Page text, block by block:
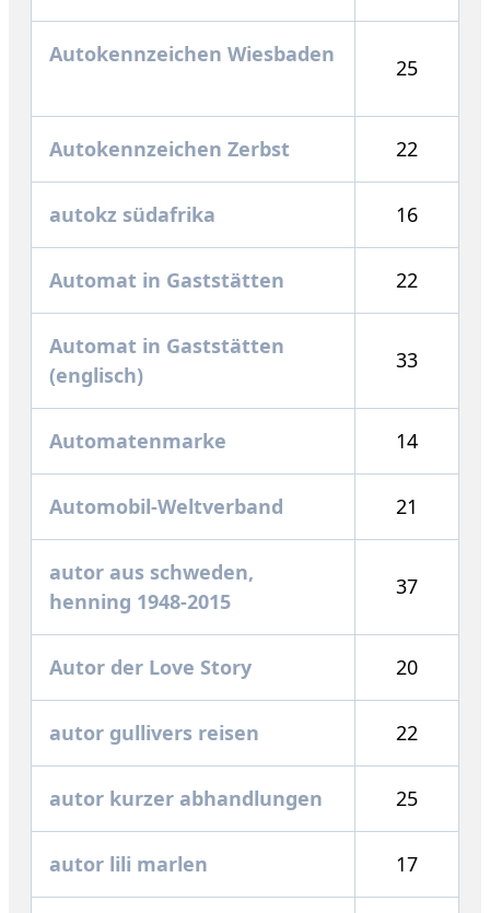
Autokennzeichen Wiesbaden
25
Autokennzeichen Zerbst 22
autokz südafrika 16
Automat in Gaststätten 22
Automat in Gaststätten
(englisch)
33
Automatenmarke 14
Automobil-Weltverband 21
autor aus schweden,
henning 1948-2015
37
Autor der Love Story 20
autor gullivers reisen 22
autor kurzer abhandlungen 25
autor lili marlen 17